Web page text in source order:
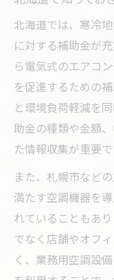
北海道では、寒冷
に対する補助金が
ら電気式のエアコ
を促進するための
と環境負荷軽減を
助金の種類や金額
た情報収集が重要で
また、札幌市など
満たす空調機器を
れていることもあ
でなく店舗やオフ
く、業務用空調設